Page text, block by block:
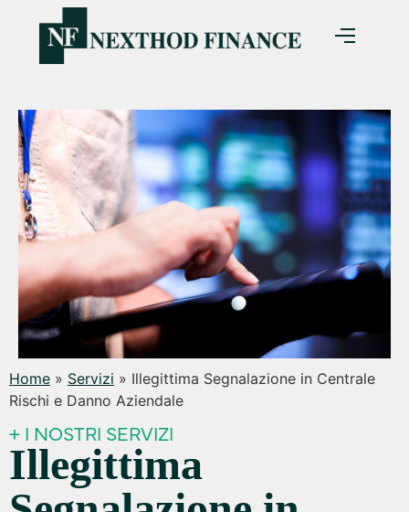
Home » Servizi » Illegittima Segnalazione in Centrale
Rischi e Danno Aziendale
+ I NOSTRI SERVIZI
Illegittima